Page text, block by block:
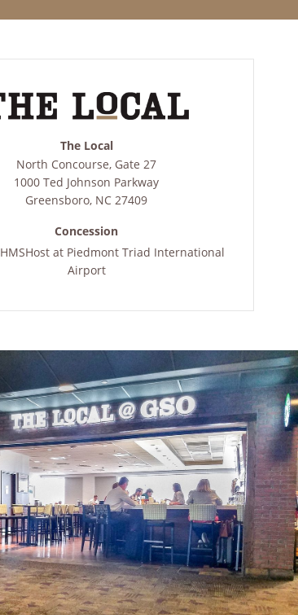
The Local
North Concourse, Gate 27
1000 Ted Johnson Parkway
Greensboro, NC 27409
Concession
HMSHost at Piedmont Triad International
Airport